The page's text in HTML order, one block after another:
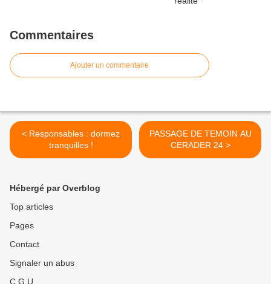
Commentaires
Ajouter un commentaire
< Responsables : dormez
tranquilles !
PASSAGE DE TEMOIN AU
CERADER 24 >
Hébergé par Overblog
Top articles
Pages
Contact
Signaler un abus
C.G.U.